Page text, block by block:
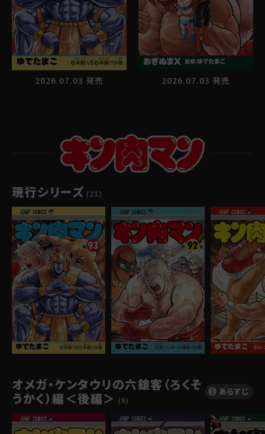
新超人募集
ゆで問答
2026.07.03 発売 2026.07.03 発売
現行シリーズ (21)
オメガ・ケンタウリの六鎗客（ろくそ
うかく）編＜後編＞ (9)
あらすじ